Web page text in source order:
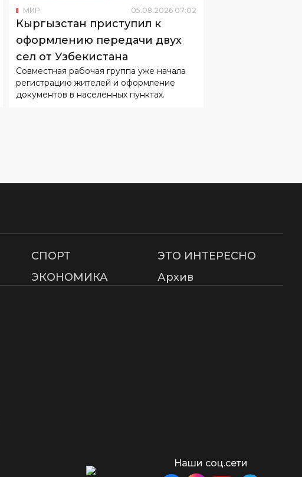
сел от Узбекистана
Совместная рабочая группа уже начала
регистрацию жителей и оформление
документов в населенных пунктах.
СПОРТ
ЭТО ИНТЕРЕСНО
ЭКОНОМИКА Архив
Наши соц.сети